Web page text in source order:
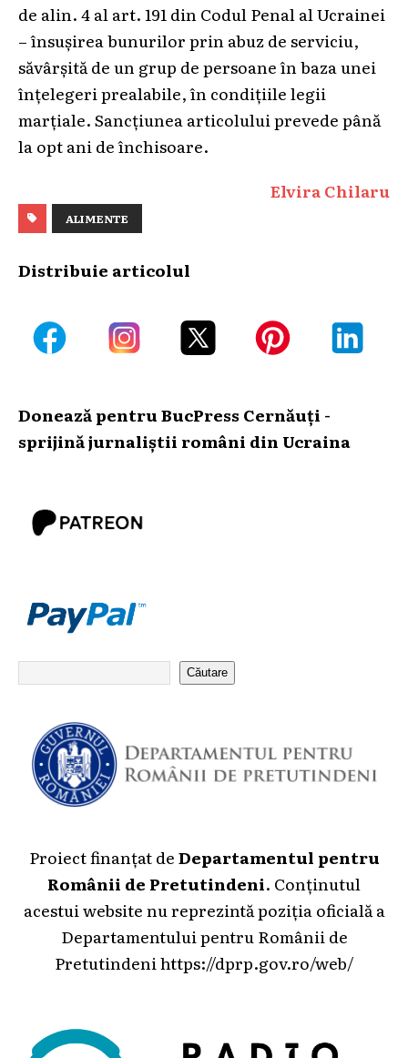
de alin. 4 al art. 191 din Codul Penal al Ucrainei
– însușirea bunurilor prin abuz de serviciu,
săvârșită de un grup de persoane în baza unei
înțelegeri prealabile, în condițiile legii
marțiale. Sancțiunea articolului prevede până
la opt ani de închisoare.
Elvira Chilaru
ALIMENTE
Distribuie articolul
Donează pentru BucPress Cernăuți -
sprijină jurnaliștii români din Ucraina
Căutare
Proiect finanțat deDepartamentul pentru
Românii de Pretutindeni. Conținutul
acestui website nu reprezintă poziția oficială a
Departamentului pentru Românii de
Pretutindeni https://dprp.gov.ro/web/